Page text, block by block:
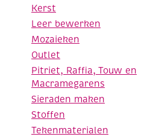
Kerst
Leer bewerken
Mozaieken
Outlet
Pitriet, Raffia, Touw en
Macramegarens
Sieraden maken
Stoffen
Tekenmaterialen